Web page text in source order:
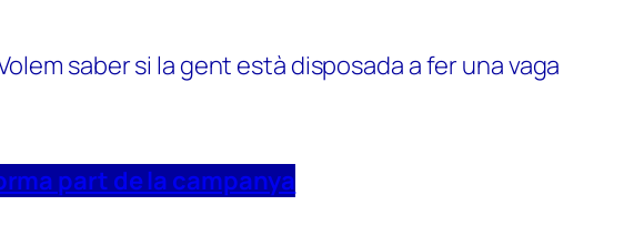
saber si la gent està disposada a fer una vaga
part de la campanya